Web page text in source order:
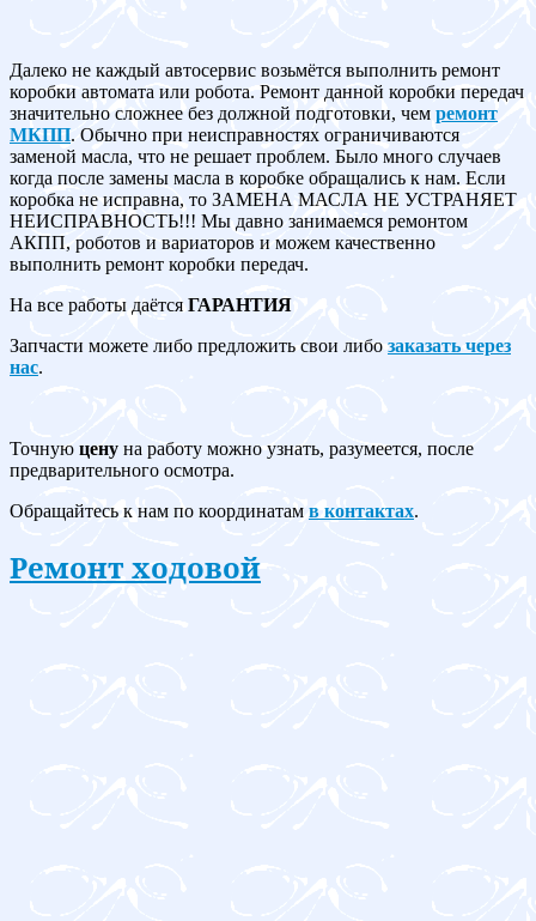
Далеко не каждый автосервис возьмётся выполнить ремонт
коробки автомата или робота. Ремонт данной коробки передач
значительно сложнее без должной подготовки, чем ремонт
МКПП. Обычно при неисправностях ограничиваются
заменой масла, что не решает проблем. Было много случаев
когда после замены масла в коробке обращались к нам. Если
коробка не исправна, то ЗАМЕНА МАСЛА НЕ УСТРАНЯЕТ
НЕИСПРАВНОСТЬ!!! Мы давно занимаемся ремонтом
АКПП, роботов и вариаторов и можем качественно
выполнить ремонт коробки передач.
На все работы даётсяГАРАНТИЯ
Запчасти можете либо предложить свои либо заказать через
нас.
Точную цену на работу можно узнать, разумеется, после
предварительного осмотра.
Обращайтесь к нам по координатам в контактах.
Ремонт ходовой